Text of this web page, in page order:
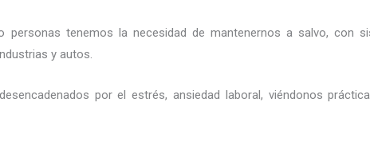
tenemos la necesidad de mantenernos a salvo, con
y autos.
por el estrés, ansiedad laboral, viéndonos